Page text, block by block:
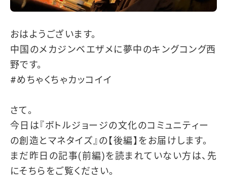
おはようございます。
中国のメカジンベエザメに夢中のキングコング西
野です。
#めちゃくちゃカッコイイ
さて。
今日は『ボトルジョージの文化のコミュニティー
の創造とマネタイズ』の【後編】をお届けします。
まだ昨日の記事(前編)を読まれていない方は、先
にそちらをご覧ください。